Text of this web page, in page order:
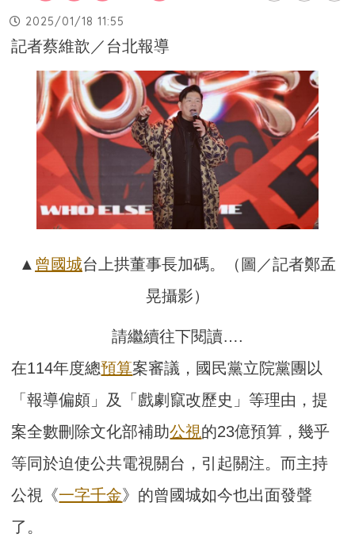
2025/01/18 11:55
記者蔡維歆／台北報導
▲ 曾國城台上拱董事長加碼。（圖／記者鄭孟
晃攝影）
請繼續往下閱讀….
在114年度總預算案審議，國民黨立院黨團以
「報導偏頗」及「戲劇竄改歷史」等理由，提
案全數刪除文化部補助公視的23億預算，幾乎
等同於迫使公共電視關台，引起關注。而主持
公視《一字千金》的曾國城如今也出面發聲
了。